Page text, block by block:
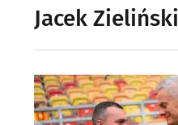
Jacek Zieliński